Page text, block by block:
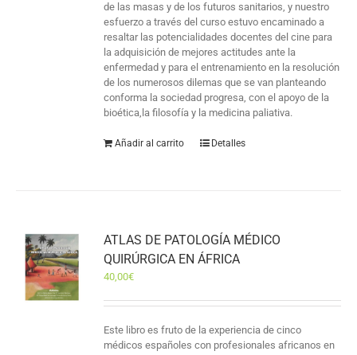
de las masas y de los futuros sanitarios, y nuestro
esfuerzo a través del curso estuvo encaminado a
resaltar las potencialidades docentes del cine para
la adquisición de mejores actitudes ante la
enfermedad y para el entrenamiento en la resolución
de los numerosos dilemas que se van planteando
conforma la sociedad progresa, con el apoyo de la
bioética,la filosofía y la medicina paliativa.
Añadir al carrito Detalles
ATLAS DE PATOLOGÍA MÉDICO
QUIRÚRGICA EN ÁFRICA
40,00€
Este libro es fruto de la experiencia de cinco
médicos españoles con profesionales africanos en